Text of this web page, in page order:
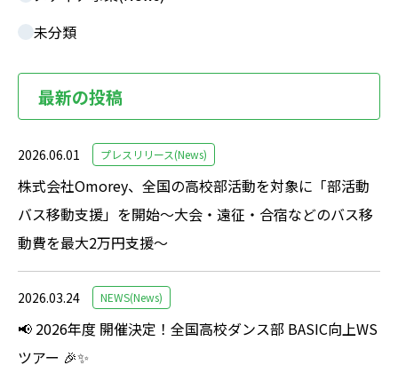
未分類
最新の投稿
2026.06.01 プレスリリース(News)
株式会社Omorey、全国の高校部活動を対象に「部活動
バス移動支援」を開始～大会・遠征・合宿などのバス移
動費を最大2万円支援～
2026.03.24 NEWS(News)
📢 2026年度 開催決定！全国高校ダンス部 BASIC向上WS
ツアー 🎉✨